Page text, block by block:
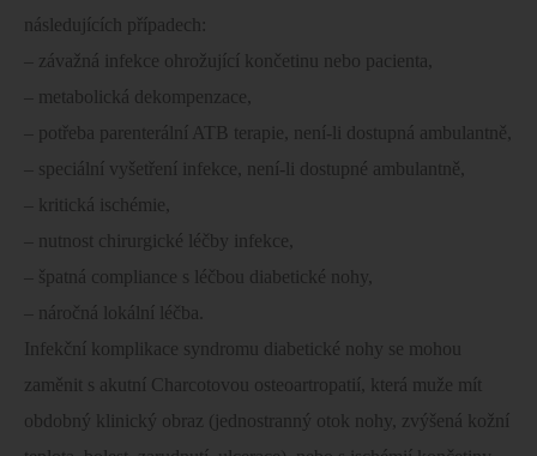
následujících případech:
– závažná infekce ohrožující končetinu nebo pacienta,
– metabolická dekompenzace,
– potřeba parenterální ATB terapie, není-li dostupná ambulantně,
– speciální vyšetření infekce, není-li dostupné ambulantně,
– kritická ischémie,
– nutnost chirurgické léčby infekce,
– špatná compliance s léčbou diabetické nohy,
– náročná lokální léčba.
Infekční komplikace syndromu diabetické nohy se mohou
zaměnit s akutní Charcotovou osteoartropatií, která muže mít
obdobný klinický obraz (jednostranný otok nohy, zvýšená kožní